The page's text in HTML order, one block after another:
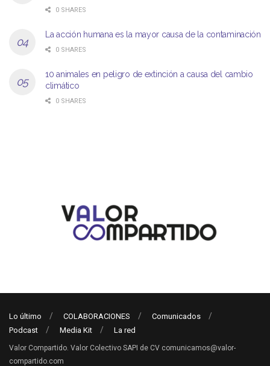
0 SHARES
La acción humana es la mayor causa de la contaminación
0 SHARES
10 animales en peligro de extinción a causa del cambio
climático
0 SHARES
Lo último COLABORACIONES
Comunicados
Podcast
Media Kit La red
Valor Compartido. Valor Colectivo SAPI de CV comunicamos@valor-
compartido.com